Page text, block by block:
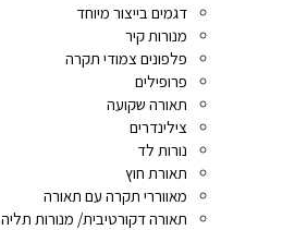
דגמים בייצור מיוחד
מנורות קיר
פלפונים צמודי תקרה
פרופילים
תאורה שקועה
צילינדרים
נורות לד
תאורת חוץ
מאווררי תקרה עם תאורה
תאורה דקורטיבית/ מנורות תליה